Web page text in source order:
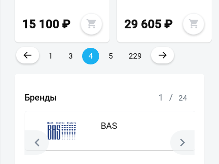
15 100 ₽ 29 605 ₽
← 1 3 4 5 229 →
Бренды 1 / 24
BAS